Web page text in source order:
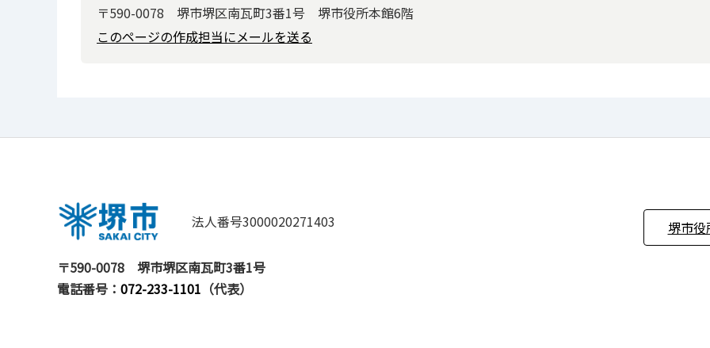
〒590-0078 堺市堺区南瓦町3番1号 堺市役所本館6階
このページの作成担当にメールを送る
法人番号3000020271403
〒590-0078
堺市堺区南瓦町3番1号
電話番号： 072-233-1101 （代表）
堺市